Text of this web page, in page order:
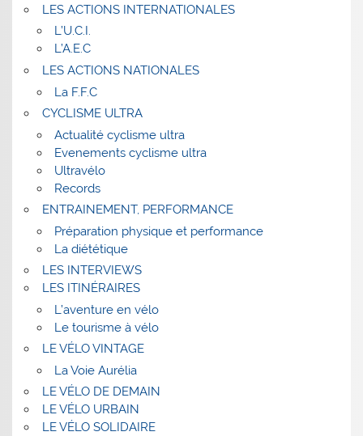
LES ACTIONS INTERNATIONALES
L’U.C.I.
L’A.E.C
LES ACTIONS NATIONALES
La F.F.C
CYCLISME ULTRA
Actualité cyclisme ultra
Evenements cyclisme ultra
Ultravélo
Records
ENTRAINEMENT, PERFORMANCE
Préparation physique et performance
La diététique
LES INTERVIEWS
LES ITINÉRAIRES
L’aventure en vélo
Le tourisme à vélo
LE VÉLO VINTAGE
La Voie Aurélia
LE VÉLO DE DEMAIN
LE VÉLO URBAIN
LE VÉLO SOLIDAIRE